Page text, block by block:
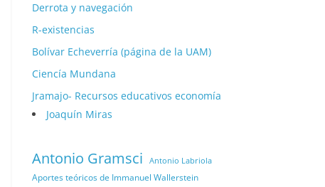
Derrota y navegación
R-existencias
Bolívar Echeverría (página de la UAM)
Ciencía Mundana
Jramajo- Recursos educativos economía
Joaquín Miras
Antonio Gramsci Antonio Labriola
Aportes teóricos de Immanuel Wallerstein